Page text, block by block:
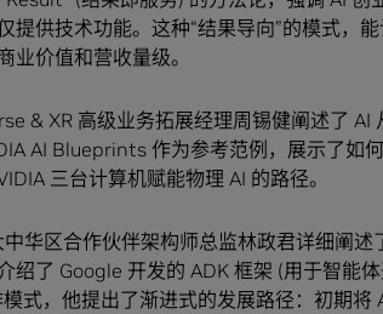
提供技术功能。这种“结果导向”的模式，
业价值和营收量级。
& XR 高级业务拓展经理周锡健阐述了
AI Blueprints 作为参考范例，展示了如
三台计算机赋能物理 AI 的路径。
华区合作伙伴架构师总监林政君详细阐
绍了 Google 开发的 ADK 框架 (用于智能
式，他提出了渐进式的发展路径：初期